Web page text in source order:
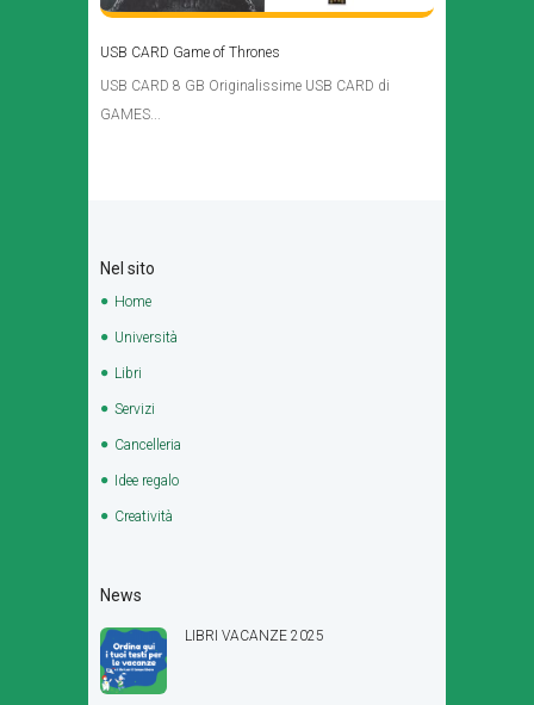
USB CARD Game of Thrones
USB CARD 8 GB Originalissime USB CARD di
GAMES...
Nel sito
Home
Università
Libri
Servizi
Cancelleria
Idee regalo
Creatività
News
LIBRI VACANZE 2025